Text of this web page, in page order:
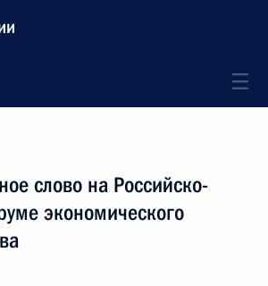
слово на Российско-
экономического